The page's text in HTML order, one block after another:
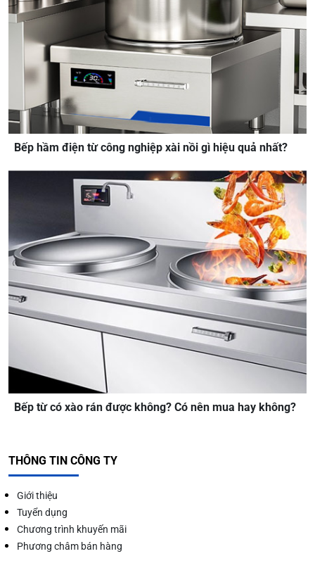
Bếp hầm điện từ công nghiệp xài nồi gì hiệu quả nhất?
Bếp từ có xào rán được không? Có nên mua hay không?
THÔNG TIN CÔNG TY
Giới thiệu
Tuyển dụng
Chương trình khuyến mãi
Phương châm bán hàng